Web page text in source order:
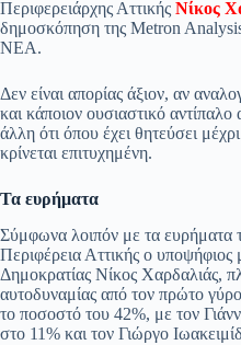
pp
m
Περιφερειάρχης Αττικής Νίκος
δημοσκόπηση της Metron
ΝΕΑ.
Δεν είναι απορίας άξιον, αν
και κάποιον ουσιαστικό
άλλη ότι όπου έχει θητεύσει
κρίνεται επιτυχημένη.
Τα ευρήματα
Σύμφωνα λοιπόν με τα ευρήματα
Περιφέρεια Αττικής ο υποψήφιος
Δημοκρατίας Νίκος Χαρδαλιάς,
αυτοδυναμίας από τον πρώτο
το ποσοστό του 42%, με τον
στο 11% και τον Γιώργο